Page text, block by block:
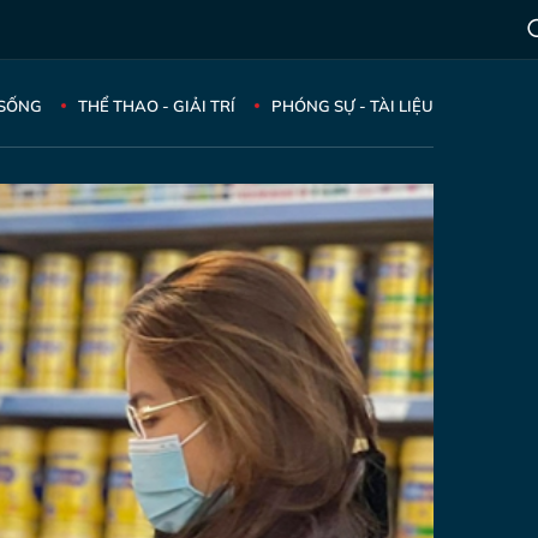
THỂ THAO - GIẢI TRÍ PHÓNG SỰ - TÀI LIỆU